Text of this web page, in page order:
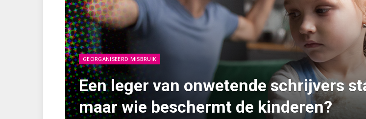
GEORGANISEERD MISBRUIK
Een leger van onwetende schrijvers
maar wie beschermt de kinderen?